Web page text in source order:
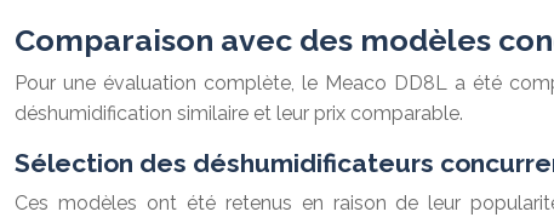
Comparaison avec des modèles
Pour une évaluation complète, le Meaco DD8L a été
déshumidification similaire et leur prix comparable.
Sélection des déshumidificateurs
Ces modèles ont été retenus en raison de leur